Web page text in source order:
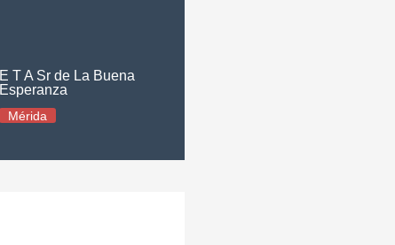
E T A Sr de La Buena
Esperanza
Mérida